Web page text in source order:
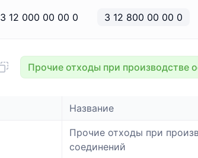
3 12 000 00 00 0 3 12 800 00 00 0
Прочие отходы при производстве
Название
Прочие отходы при
соединений